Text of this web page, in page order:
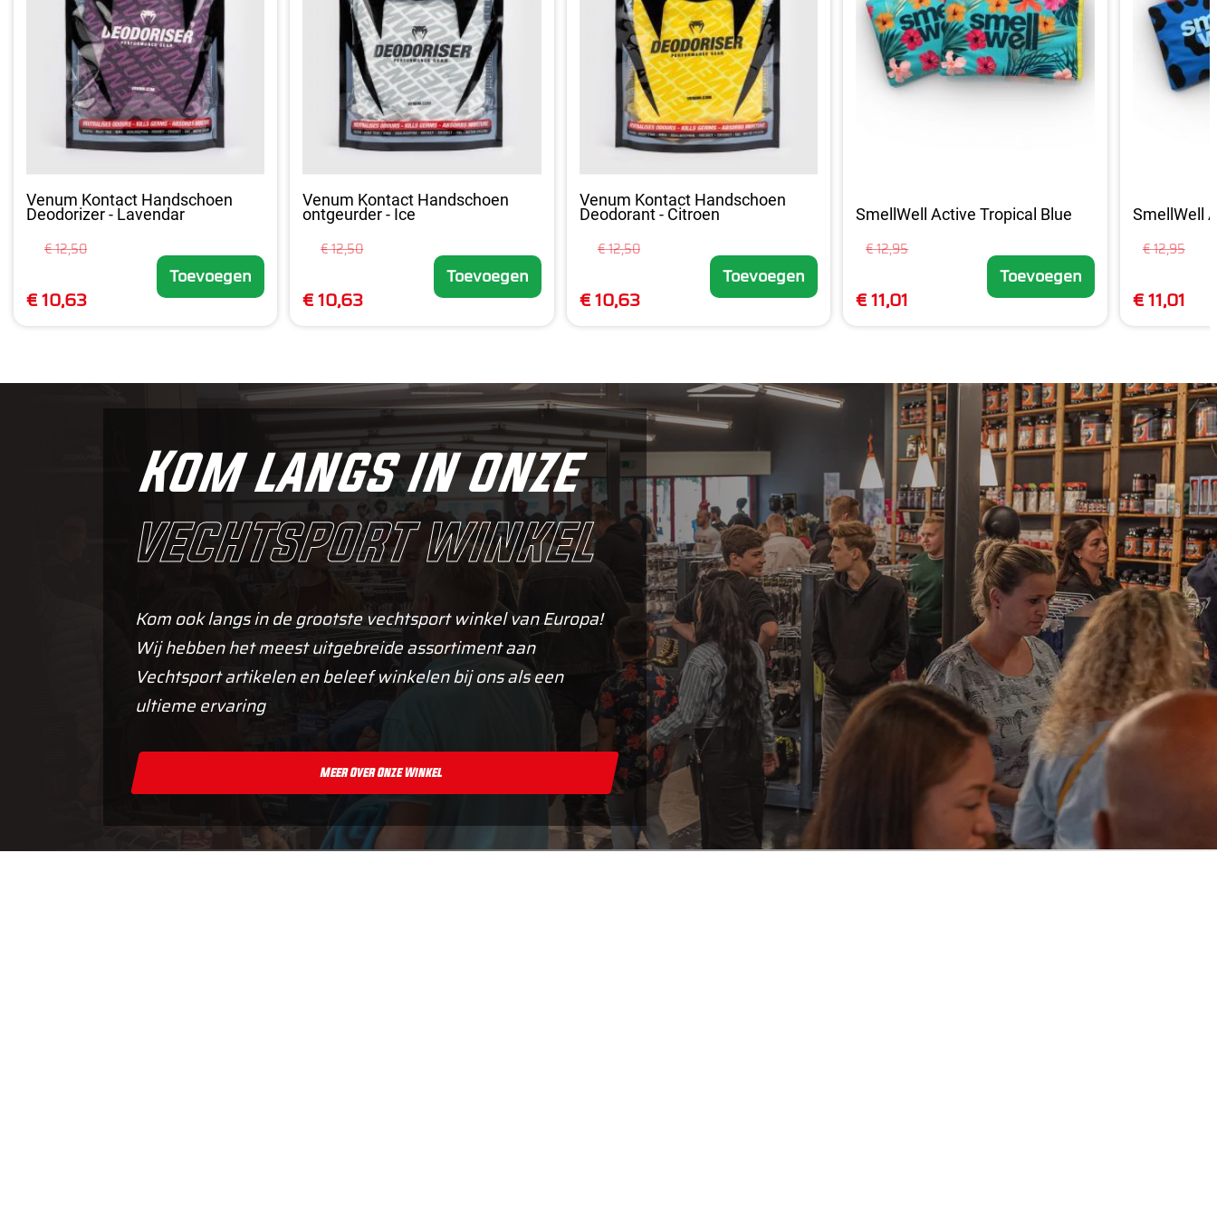
Venum Kontact Handschoen
Deodorizer - Lavendar
€ 12,50
€ 10,63
Toevoegen
Venum Kontact Handschoen
ontgeurder - Ice
€ 12,50
€ 10,63
Toevoegen
Venum Kontact Handschoen
Deodorant - Citroen
€ 12,50
€ 10,63
Toevoegen
SmellWell Active Tropical Blue
€ 12,95
€ 11,01
Toevoegen
SmellWell
€ 12,95
€ 11,01
Kom langs in onze
vechtsport winkel
Kom ook langs in de grootste vechtsport winkel van Europa!
Wij hebben het meest uitgebreide assortiment aan
Vechtsport artikelen en beleef winkelen bij ons als een
ultieme ervaring
Meer Over Onze Winkel